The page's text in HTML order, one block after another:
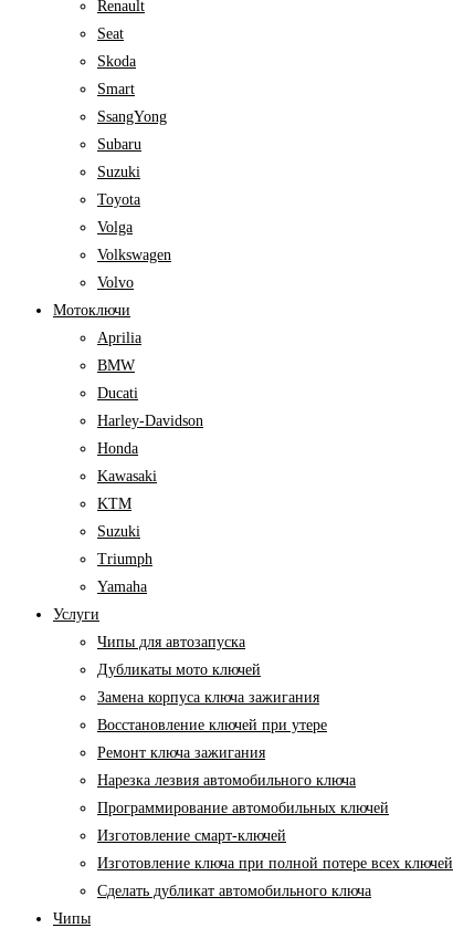
Renault
Seat
Skoda
Smart
SsangYong
Subaru
Suzuki
Toyota
Volga
Volkswagen
Volvo
Мотоключи
Aprilia
BMW
Ducati
Harley-Davidson
Honda
Kawasaki
KTM
Suzuki
Triumph
Yamaha
Услуги
Чипы для автозапуска
Дубликаты мото ключей
Замена корпуса ключа зажигания
Восстановление ключей при утере
Ремонт ключа зажигания
Нарезка лезвия автомобильного ключа
Программирование автомобильных ключей
Изготовление смарт-ключей
Изготовление ключа при полной потере всех ключей
Cделать дубликат автомобильного ключа
Чипы